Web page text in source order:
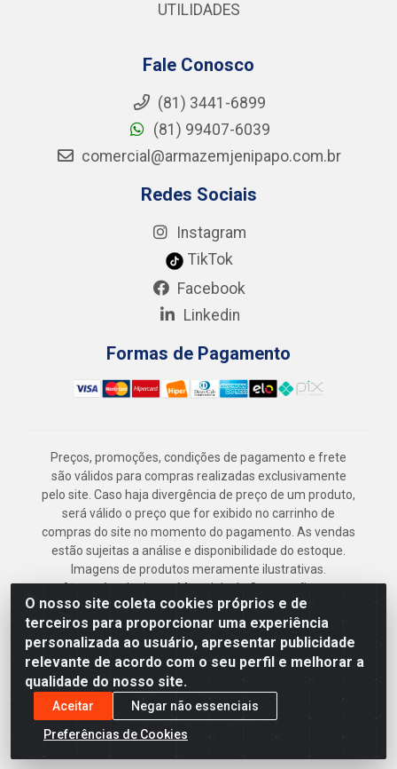
O nosso site coleta cookies próprios e de
terceiros para proporcionar uma experiência
personalizada ao usuário, apresentar publicidade
relevante de acordo com o seu perfil e melhorar a
qualidade do nosso site.
Aceitar
Negar não essenciais
Preferências de Cookies
UTILIDADES
Fale Conosco
(81) 3441-6899
(81) 99407-6039
comercial@armazemjenipapo.com.br
Redes Sociais
Instagram
TikTok
Facebook
Linkedin
Formas de Pagamento
Preços, promoções, condições de pagamento e frete
são válidos para compras realizadas exclusivamente
pelo site. Caso haja divergência de preço de um produto,
será válido o preço que for exibido no carrinho de
compras do site no momento do pagamento. As vendas
estão sujeitas a análise e disponibilidade do estoque.
Imagens de produtos meramente ilustrativas.
Armazém Jenipapo Materiais de Construção em
Geral LTDA - Rua das Flores, 2691 - Guabiraba,
Recife/PE - CEP 52.291-630 - CNPJ
41.097.379/0001-